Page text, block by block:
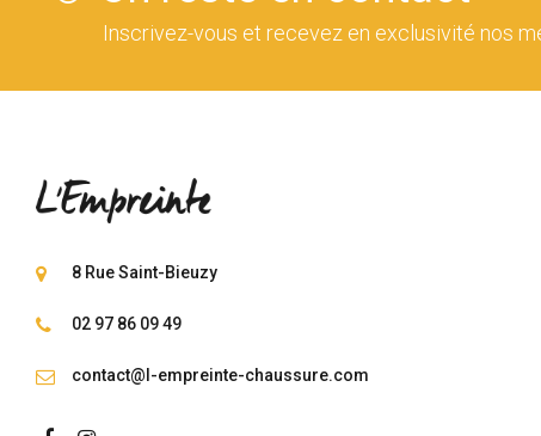
Inscrivez-vous et recevez en exclusivité nos
8 Rue Saint-Bieuzy
02 97 86 09 49
contact@l-empreinte-chaussure.com